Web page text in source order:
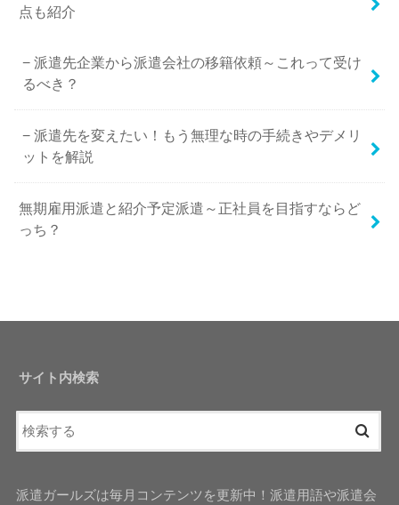
点も紹介
派遣先企業から派遣会社の移籍依頼～これって受け
るべき？
派遣先を変えたい！もう無理な時の手続きやデメリ
ットを解説
無期雇用派遣と紹介予定派遣～正社員を目指すならど
っち？
サイト内検索
派遣ガールズは毎月コンテンツを更新中！派遣用語や派遣会